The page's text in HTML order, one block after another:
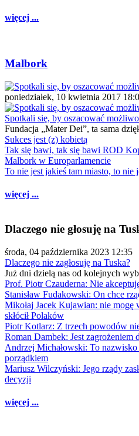
więcej ...
Malbork
poniedziałek, 10 kwietnia 2017
Spotkali się, by oszacować
Fundacja „Mater Dei”, ta sama
Sukces jest (z) kobietą
Tak się bawi, tak się bawi ROD
Malbork w Europarlamencie
To nie jest jakieś tam miasto, to nie
więcej ...
Dlaczego nie głosuję na
środa, 04 października 2023 12:35
Dlaczego nie zagłosuję na Tuska?
Już dni dzielą nas od kolejnych
Prof. Piotr Czauderna: Nie
Stanisław Fudakowski: On chce
Mikołaj Jacek Kujawian: nie mogę
skłócił Polaków
Piotr Kotlarz: Z trzech powodów
Roman Dambek: Jest zagrożeniem
Andrzej Michałowski: To
porządkiem
Mariusz Wilczyński: Jego rządy
decyzji
więcej ...